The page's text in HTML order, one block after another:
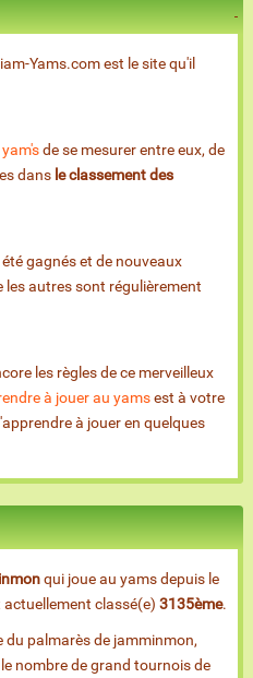
Yams.com est le site qu'il
de se mesurer entre eux, de
dans le classement des
gagnés et de nouveaux
les autres sont régulièrement
les règles de ce merveilleux
à jouer au yamsest à votre
à jouer en quelques
qui joue au yams depuis le
classé(e) 3135ème.
du palmarès de jamminmon,
nombre de grand tournois de